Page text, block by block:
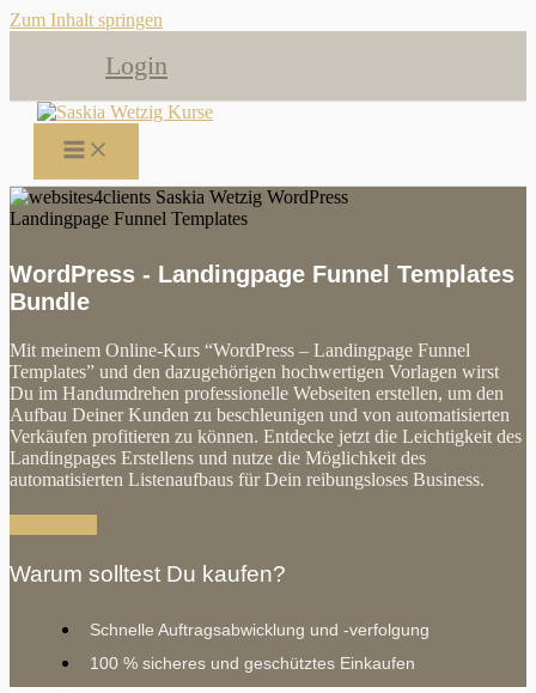
Zum Inhalt springen
Login
WordPress - Landingpage Funnel Templates
Bundle
Mit meinem Online-Kurs “WordPress – Landingpage Funnel
Templates” und den dazugehörigen hochwertigen Vorlagen wirst
Du im Handumdrehen professionelle Webseiten erstellen, um den
Aufbau Deiner Kunden zu beschleunigen und von automatisierten
Verkäufen profitieren zu können. Entdecke jetzt die Leichtigkeit des
Landingpages Erstellens und nutze die Möglichkeit des
automatisierten Listenaufbaus für Dein reibungsloses Business.
Warum solltest Du kaufen?
Schnelle Auftragsabwicklung und -verfolgung
100 % sicheres und geschütztes Einkaufen